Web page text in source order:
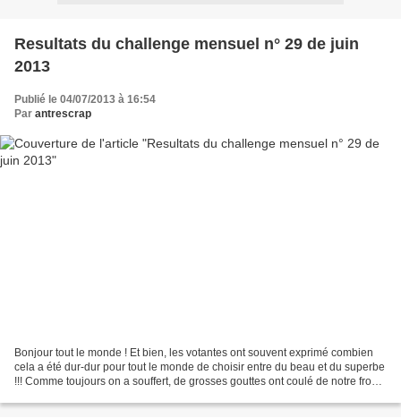
Resultats du challenge mensuel n° 29 de juin
2013
Publié le 04/07/2013 à 16:54
Par antrescrap
Bonjour tout le monde ! Et bien, les votantes ont souvent exprimé combien
cela a été dur-dur pour tout le monde de choisir entre du beau et du superbe
!!! Comme toujours on a souffert, de grosses gouttes ont coulé de notre front